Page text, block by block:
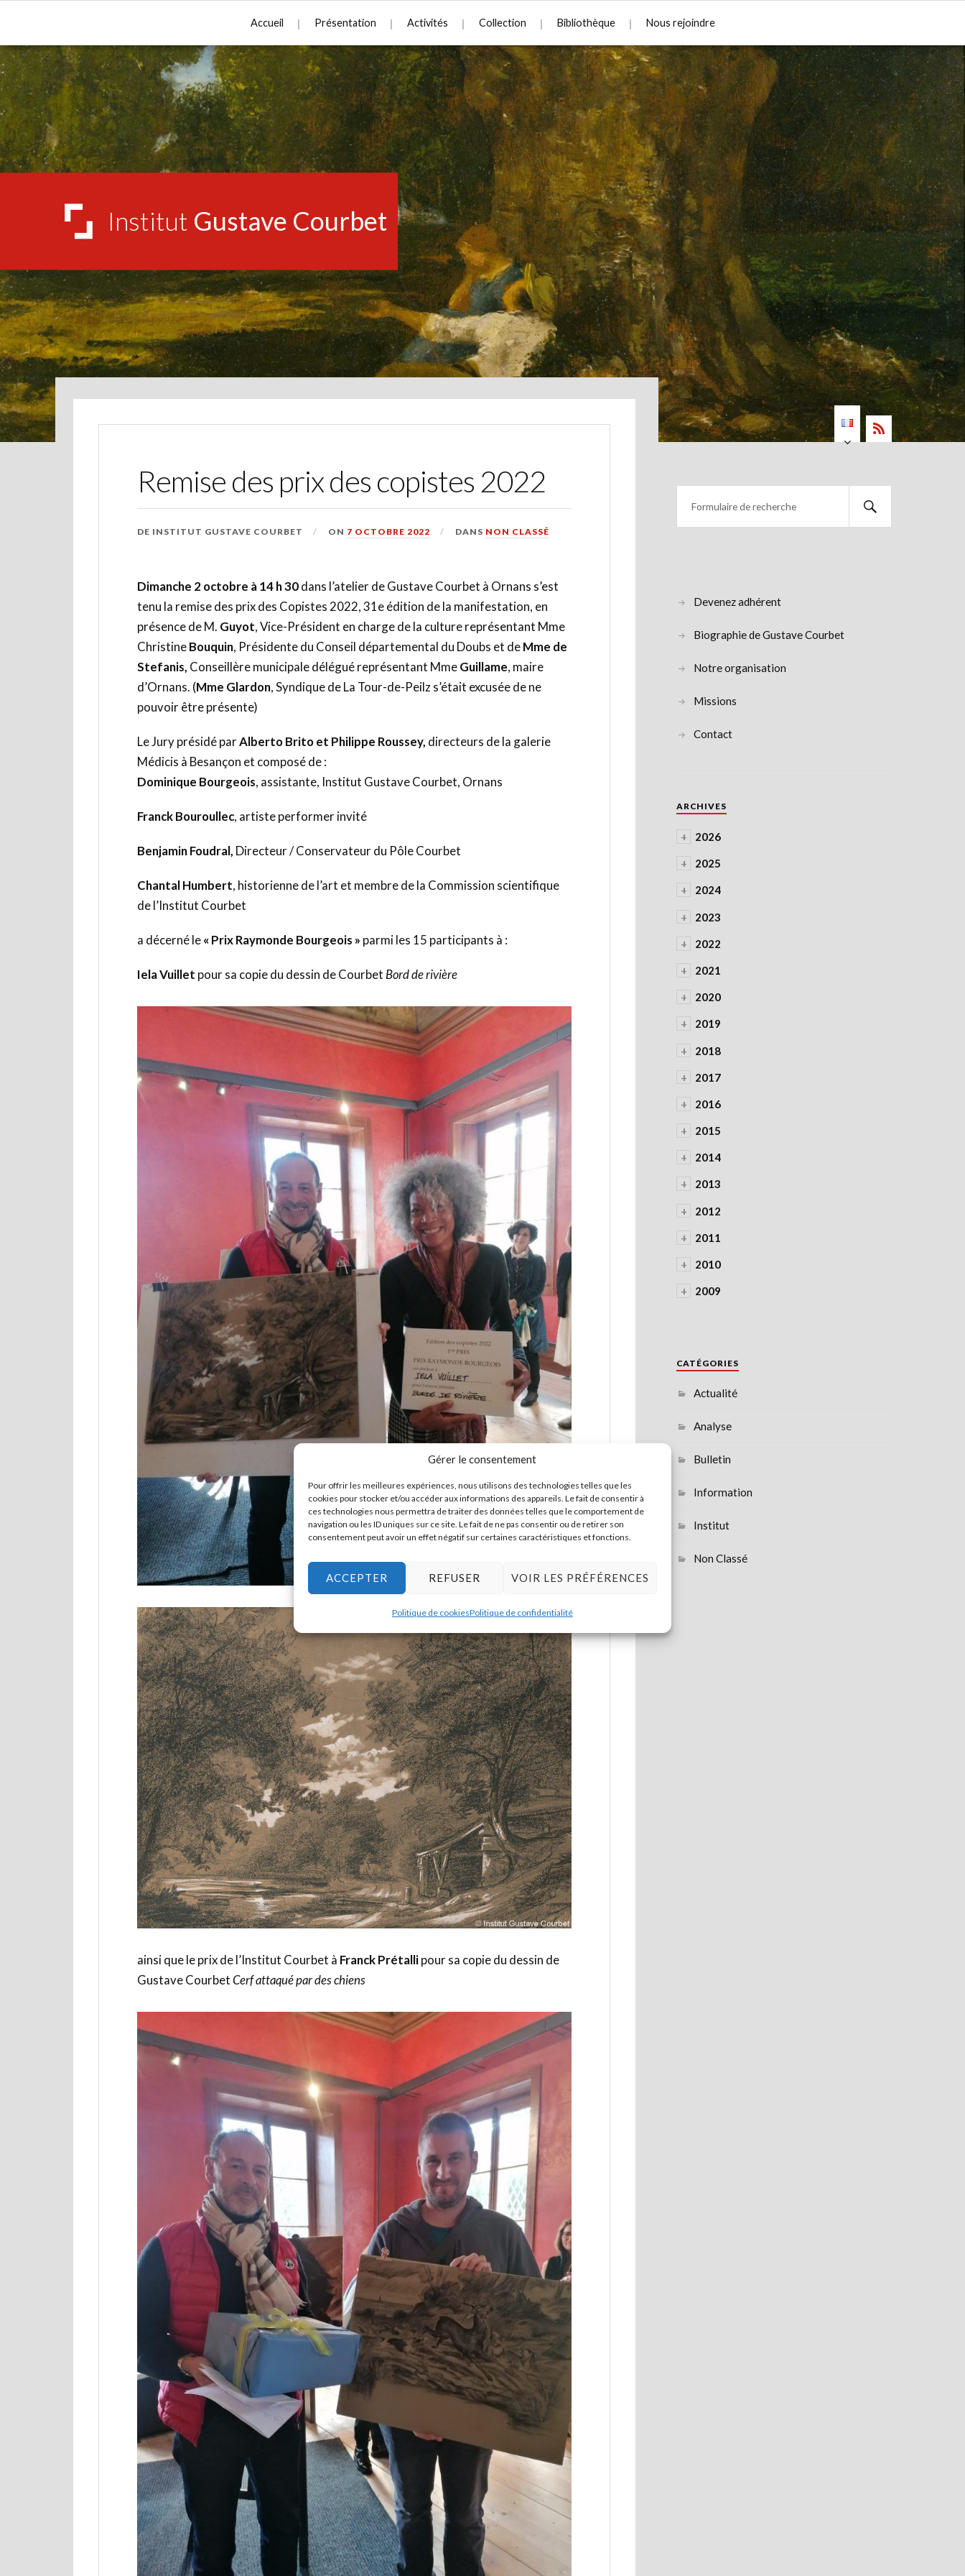
Gérer le consentement
Pour offrir les meilleures expériences, nous utilisons des technologies telles que les
cookies pour stocker et/ou accéder aux informations des appareils. Le fait de consentir à
ces technologies nous permettra de traiter des données telles que le comportement de
navigation ou les ID uniques sur ce site. Le fait de ne pas consentir ou de retirer son
consentement peut avoir un effet négatif sur certaines caractéristiques et fonctions.
ACCEPTER REFUSER VOIR LES PRÉFÉRENCES
Politique de cookiesPolitique de confidentialité
Institut Gustave Courbet
Accueil Présentation Activités Collection Bibliothèque Nous rejoindre
Remise des prix des copistes 2022
DE INSTITUT GUSTAVE COURBET ON 7 OCTOBRE 2022 DANS NON CLASSÉ
Dimanche 2 octobre à 14 h 30dans l’atelier de Gustave Courbet à Ornans s’est
tenu la remise des prix des Copistes 2022, 31e édition de la manifestation, en
présence de M. Guyot, Vice-Président en charge de la culture représentant Mme
ChristineBouquin, Présidente du Conseil départemental du Doubs et deMme de
Stefanis, Conseillère municipale délégué représentant MmeGuillame, maire
d’Ornans. (Mme Glardon, Syndique de La Tour-de-Peilz s’était excusée de ne
pouvoir être présente)
Le Jury présidé parAlberto Brito et Philippe Roussey, directeurs de la galerie
Médicis à Besançon et composé de :
Dominique Bourgeois, assistante, Institut Gustave Courbet, Ornans
Franck Bouroullec, artiste performer invité
Benjamin Foudral, Directeur / Conservateur du Pôle Courbet
Chantal Humbert, historienne de l’art et membre de la Commission scientifique
de l’Institut Courbet
a décerné le« Prix Raymonde Bourgeois » parmi les 15 participants à :
Iela Vuillet pour sa copie du dessin de Courbet Bord de rivière
ainsi que le prix de l’Institut Courbet à Franck Prétallipour sa copie du dessin de
Gustave CourbetCerf attaqué par des chiens
Devenez adhérent
Biographie de Gustave Courbet
Notre organisation
Missions
Contact
ARCHIVES
+ 2026
+ 2025
+ 2024
+ 2023
+ 2022
+ 2021
+ 2020
+ 2019
+ 2018
+ 2017
+ 2016
+ 2015
+ 2014
+ 2013
+ 2012
+ 2011
+ 2010
+ 2009
CATÉGORIES
Actualité
Analyse
Bulletin
Information
Institut
Non Classé